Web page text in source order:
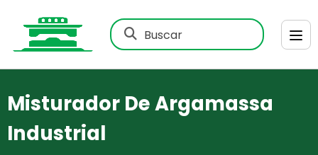
Buscar
Misturador De Argamassa
Industrial